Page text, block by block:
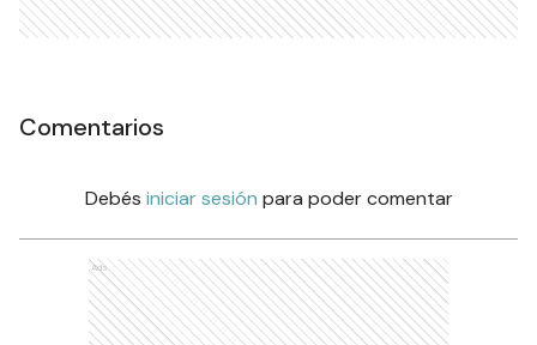
Comentarios
Debés iniciar sesión para poder comentar
Ads